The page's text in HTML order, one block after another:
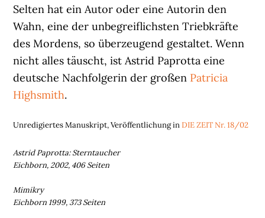
Selten hat ein Autor oder eine Autorin den
Wahn, eine der unbegreiflichsten Triebkräfte
des Mordens, so überzeugend gestaltet. Wenn
nicht alles täuscht, ist Astrid Paprotta eine
deutsche Nachfolgerin der großen Patricia
Highsmith.
Unredigiertes Manuskript, Veröffentlichung inDIE ZEIT Nr. 18/02
Astrid Paprotta: Sterntaucher
Eichborn, 2002, 406 Seiten
Mimikry
Eichborn 1999, 373 Seiten